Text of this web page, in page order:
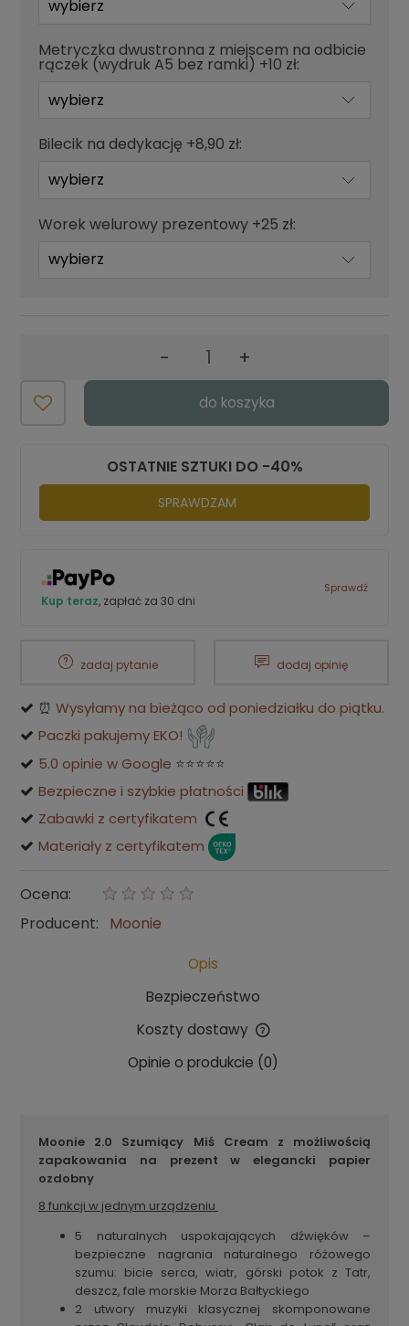
Metryczka dwustronna z miejscem na odbicie
rączek (wydruk A5 bez ramki) +10 zł:
Bilecik na dedykację +8,90 zł:
Worek welurowy prezentowy +25 zł:
- +
do koszyka
OSTATNIE SZTUKI DO -40%
SPRAWDZAM
Kup teraz, zapłać za 30 dni
Sprawdź
zadaj pytanie dodaj opinię
⏰ Wysyłamy na bieżąco od poniedziałku do piątku.
Paczki pakujemy EKO!
5.0 opinie w Google ⭐⭐⭐⭐⭐
Bezpieczne i szybkie płatności
Zabawki z certyfikatem
Materiały z certyfikatem
Ocena:
Producent:
Moonie
Opis
Bezpieczeństwo
Koszty dostawy
Cena nie zawiera ewentualnych kosztów płatności
Opinie o produkcie (0)
Moonie 2.0 Szumiący Miś Cream z możliwością
zapakowania na prezentw elegancki papier
ozdobny
8 funkcji w jednym urządzeniu
5 naturalnych uspokajających dźwięków –
bezpieczne nagrania naturalnego różowego
szumu: bicie serca, wiatr, górski potok z Tatr,
deszcz, fale morskie Morza Bałtyckiego
2 utwory muzyki klasycznej skomponowane